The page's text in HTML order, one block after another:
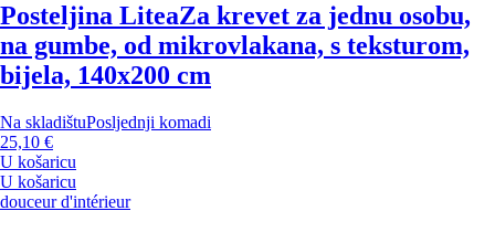
Posteljina LiteaZa krevet za jednu osobu,
na gumbe, od mikrovlakana, s teksturom,
bijela, 140x200 cm
Na skladištuPosljednji komadi
25,10 €
U košaricu
U košaricu
douceur d'intérieur